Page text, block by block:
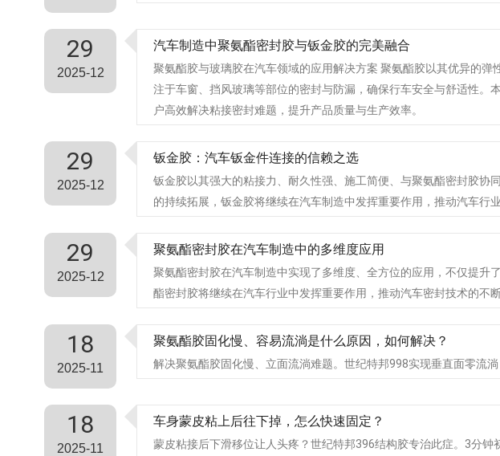
29
2025-12
汽车制造中聚氨酯密封胶与钣金胶的完美融合
聚氨酯胶与玻璃胶在汽车领域的应用解决方案 聚氨酯胶以其优异的
注于车窗、挡风玻璃等部位的密封与防漏，确保行车安全与舒适性
户高效解决粘接密封难题，提升产品质量与生产效率。
29
2025-12
钣金胶：汽车钣金件连接的信赖之选
钣金胶以其强大的粘接力、耐久性强、施工简便、与聚氨酯密封胶
的持续拓展，钣金胶将继续在汽车制造中发挥重要作用，推动汽车行业
29
2025-12
聚氨酯密封胶在汽车制造中的多维度应用
聚氨酯密封胶在汽车制造中实现了多维度、全方位的应用，不仅提
酯密封胶将继续在汽车行业中发挥重要作用，推动汽车密封技术的不断
18
2025-11
聚氨酯胶固化慢、容易流淌是什么原因，如何解决？
解决聚氨酯胶固化慢、立面流淌难题。世纪特邦998实现垂直面零流
18
2025-11
车身蒙皮粘上后往下掉，怎么快速固定？
蒙皮粘接后下滑移位让人头疼？世纪特邦396结构胶专治此症。3分